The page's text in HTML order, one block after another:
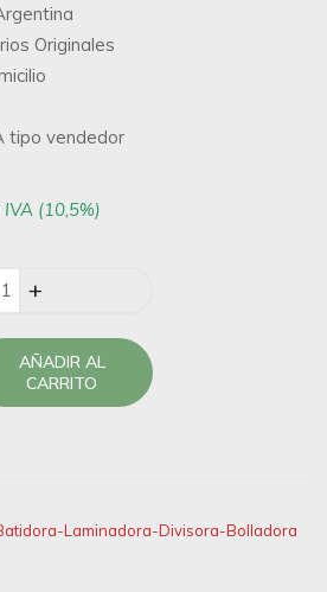
Originales
tipo vendedor
(10,5%)
AÑADIR AL
CARRITO
Laminadora-Divisora-Bolladora